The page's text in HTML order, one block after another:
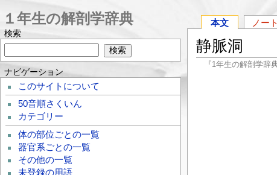
本文 ノート
静脈洞
『1年生の解剖学辞
１年生の解剖学辞典
検索
ナビゲーション
このサイトについて
50音順さくいん
カテゴリー
体の部位ごとの一覧
器官系ごとの一覧
その他の一覧
未登録の用語